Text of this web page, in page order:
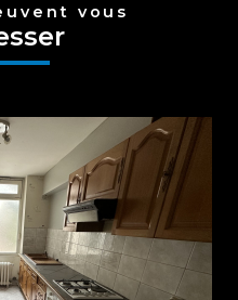
vous
bien